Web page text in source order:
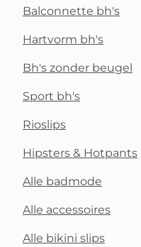
Balconnette bh's
Hartvorm bh's
Bh's zonder beugel
Sport bh's
Rioslips
Hipsters & Hotpants
Alle badmode
Alle accessoires
Alle bikini slips